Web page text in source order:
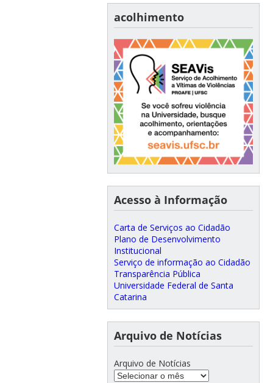
acolhimento
Acesso à Informação
Carta de Serviços ao Cidadão
Plano de Desenvolvimento
Institucional
Serviço de informação ao Cidadão
Transparência Pública
Universidade Federal de Santa
Catarina
Arquivo de Notícias
Arquivo de Notícias